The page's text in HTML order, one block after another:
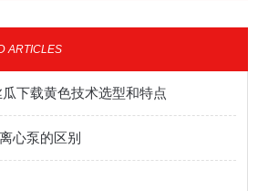
ARTICLES
下载黄色技术选型和特点
心泵的区别